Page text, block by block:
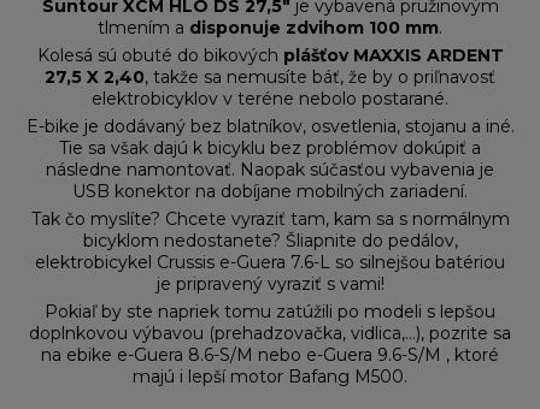
Suntour XCM HLO DS 27,5" je vybavená pružinovým
tlmením a disponuje zdvihom 100 mm.
Kolesá sú obuté do bikových plášťov MAXXIS ARDENT
27,5 X 2,40, takže sa nemusíte báť, že by o priľnavosť
elektrobicyklov v teréne nebolo postarané.
E-bike je dodávaný bez blatníkov, osvetlenia, stojanu a iné.
Tie sa však dajú k bicyklu bez problémov dokúpiť a
následne namontovať. Naopak súčasťou vybavenia je
USB konektor na dobíjane mobilných zariadení.
Tak čo myslíte? Chcete vyraziť tam, kam sa s normálnym
bicyklom nedostanete? Šliapnite do pedálov,
elektrobicykel Crussis e-Guera 7.6-L so silnejšou batériou
je pripravený vyraziť s vami!
Pokiaľ by ste napriek tomu zatúžili po modeli s lepšou
doplnkovou výbavou (prehadzovačka, vidlica,…), pozrite sa
na ebike e-Guera 8.6-S/M nebo e-Guera 9.6-S/M , ktoré
majú i lepší motor Bafang M500.